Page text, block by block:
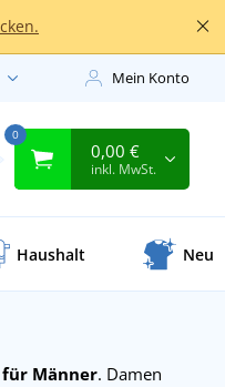
Mein Konto
0
0,00 €
inkl. MwSt.
Haushalt Neu
für Männer. Damen